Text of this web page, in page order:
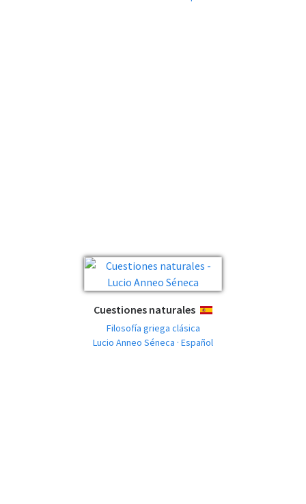
Cuestiones naturales ESPAÑOL
Filosofía griega clásica
Lucio Anneo Séneca · Español